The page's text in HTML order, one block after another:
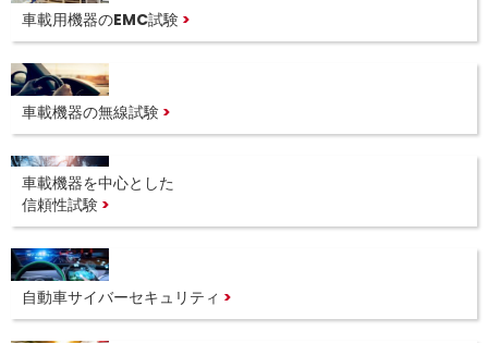
車載用機器のEMC試験
車載機器の無線試験
車載機器を中心とした
信頼性試験
自動車サイバーセキュリティ